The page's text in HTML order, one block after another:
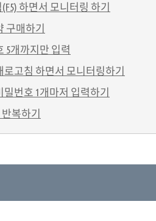
하면서 모니터링 하기
구매하기
5개까지만 입력
로고침 하면서 모니터링하기
번호 1개마저 입력하기
복하기